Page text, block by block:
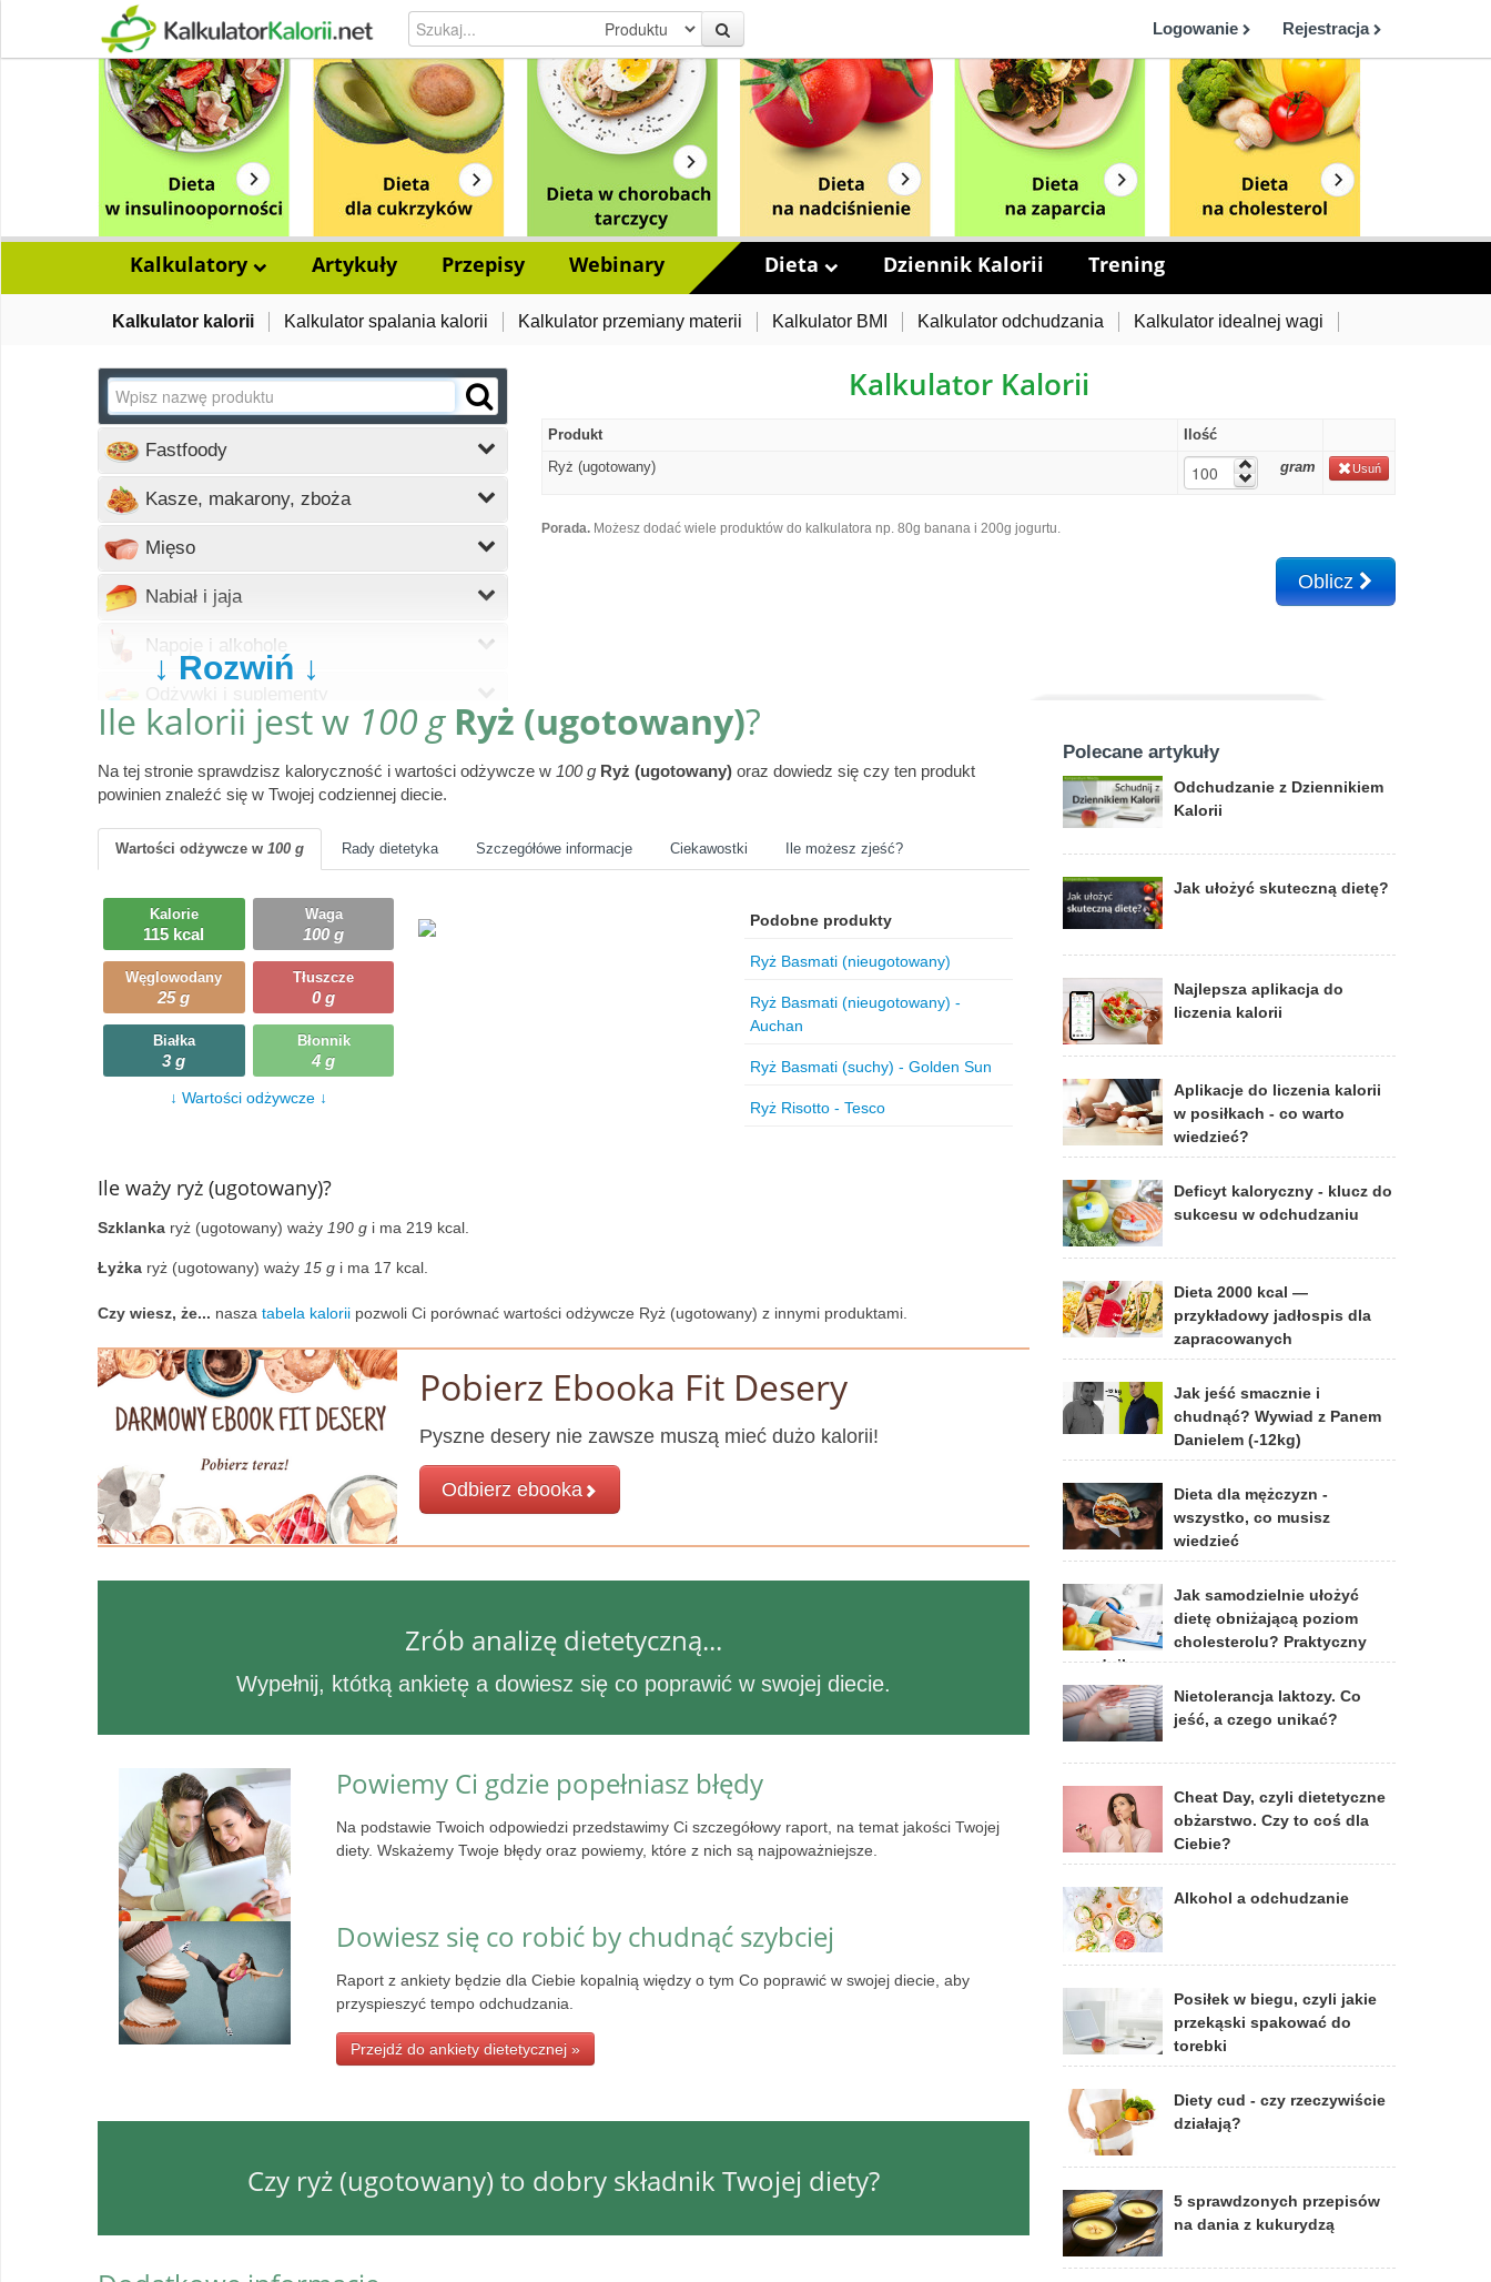
Logowanie Rejestracja
Kalkulatory Artykuły Przepisy Webinary Dieta Dziennik Kalorii Trening
Kalkulator kalorii Kalkulator spalania kalorii Kalkulator przemiany materii Kalkulator BMI Kalkulator odchudzania Kalkulator idealnej wagi
Fastfoody
Wczytywanie
Kasze, makarony, zboża
Wczytywanie
Mięso
Wczytywanie
Nabiał i jaja
Wczytywanie
Napoje i alkohole
Wczytywanie
Wczytywanie
Wczytywanie
Pieczywo
Wczytywanie
Produkty gotowe
Wczytywanie
Ryby i owoce morza
Wczytywanie
Słodycze, desery, ciasta
Wczytywanie
Warzywa
Wczytywanie
Kalkulator Kalorii
Produkt
Ilość
Ryż (ugotowany)
gram Usuń
Porada. Możesz dodać wiele produktów do kalkulatora np. 80g banana i 200g jogurtu.
Oblicz
↓ Rozwiń ↓
Ile kalorii jest w 100 g Ryż (ugotowany)?
Na tej stronie sprawdzisz kaloryczność i wartości odżywcze w 100 g Ryż (ugotowany) oraz dowiedz się czy ten produkt
powinien znaleźć się w Twojej codziennej diecie.
Wartości odżywcze w 100 g Rady dietetyka Szczegółówe informacje Ciekawostki Ile możesz zjeść?
Kalorie
115 kcal
Waga
100 g
Węglowodany
25 g
Tłuszcze
0 g
Białka
3 g
Błonnik
4 g
↓ Wartości odżywcze ↓
Podobne produkty
Ryż Basmati (nieugotowany)
Ryż Basmati (nieugotowany) -
Auchan
Ryż Basmati (suchy) - Golden Sun
Ryż Risotto - Tesco
Ile waży ryż (ugotowany)?
Szklanka ryż (ugotowany) waży 190 g i ma 219 kcal.
Łyżka ryż (ugotowany) waży 15 g i ma 17 kcal.
Czy wiesz, że... nasza tabela kalorii pozwoli Ci porównać wartości odżywcze Ryż (ugotowany) z innymi produktami.
Pobierz Ebooka Fit Desery
Pyszne desery nie zawsze muszą mieć dużo kalorii!
Odbierz ebooka
Zrób analizę dietetyczną...
Wypełnij, któtką ankietę a dowiesz się co poprawić w swojej diecie.
Powiemy Ci gdzie popełniasz błędy
Na podstawie Twoich odpowiedzi przedstawimy Ci szczegółowy raport, na temat jakości Twojej
diety. Wskażemy Twoje błędy oraz powiemy, które z nich są najpoważniejsze.
Dowiesz się co robić by chudnąć szybciej
Raport z ankiety będzie dla Ciebie kopalnią więdzy o tym Co poprawić w swojej diecie, aby
przyspieszyć tempo odchudzania.
Przejdź do ankiety dietetycznej »
Czy ryż (ugotowany) to dobry składnik Twojej diety?
Polecane artykuły
Odchudzanie z Dziennikiem
Kalorii
Jak ułożyć skuteczną dietę?
Najlepsza aplikacja do
liczenia kalorii
Aplikacje do liczenia kalorii
w posiłkach - co warto
wiedzieć?
Deficyt kaloryczny - klucz do
sukcesu w odchudzaniu
Dieta 2000 kcal —
przykładowy jadłospis dla
zapracowanych
Jak jeść smacznie i
chudnąć? Wywiad z Panem
Danielem (-12kg)
Dieta dla mężczyzn -
wszystko, co musisz
wiedzieć
Jak samodzielnie ułożyć
dietę obniżającą poziom
cholesterolu? Praktyczny
poradnik
Nietolerancja laktozy. Co
jeść, a czego unikać?
Cheat Day, czyli dietetyczne
obżarstwo. Czy to coś dla
Ciebie?
Alkohol a odchudzanie
Posiłek w biegu, czyli jakie
przekąski spakować do
torebki
Diety cud - czy rzeczywiście
działają?
5 sprawdzonych przepisów
na dania z kukurydzą